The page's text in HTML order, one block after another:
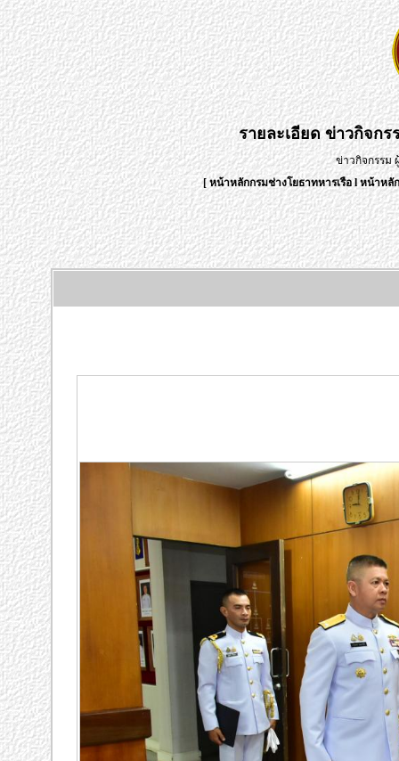
รายละเอียดข่าวกิจกร
ข่าวกิจกรรม
[หน้าหลักกรมช่างโยธาทหารเรือlหน้าหลั